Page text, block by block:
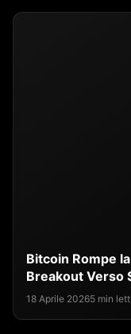
Bitcoin Rompe
Breakout Verso
18 Aprile 20265 min